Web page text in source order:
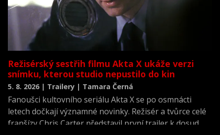
Režisérský sestřih filmu Akta X ukáže verzi
snímku, kterou studio nepustilo do kin
5. 8. 2026 | Trailery | Tamara Černá
Fanoušci kultovního seriálu Akta X se po osmnácti
letech dočkají významné novinky. Režisér a tvůrce celé
franšízy Chris Carter představil první trailer k dosud